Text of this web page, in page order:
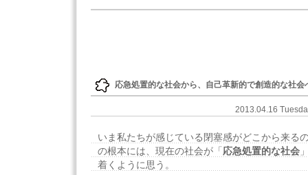
応急処置的な社会から、自己革新的で創造的な社会
2013.04.16
いま私たちが感じている閉塞感がどこから来る
の根本には、現在の社会が「 応急処置的な社会
着くように思う。